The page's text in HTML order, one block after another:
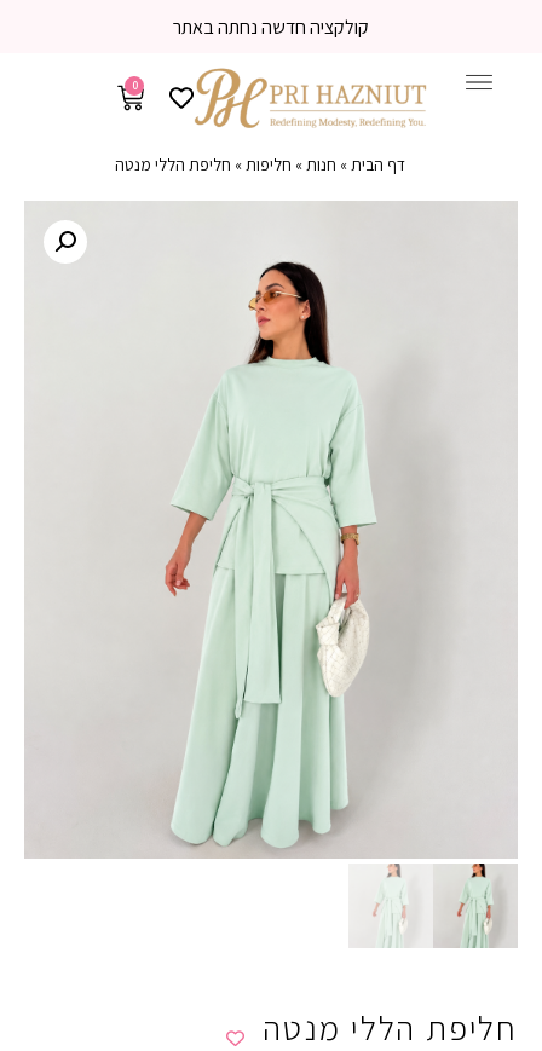
קולקציה חדשה נחתה באתר
0
דף הבית» חנות» חליפות» חליפת הללי מנטה
חליפת הללי מנטה